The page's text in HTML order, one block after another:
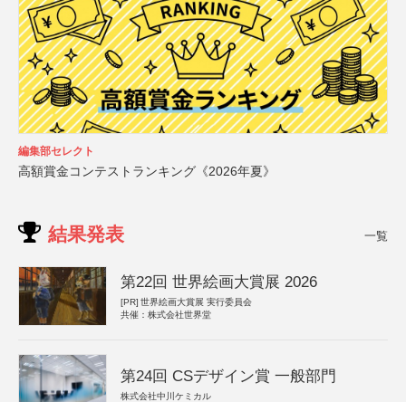
編集部セレクト
高額賞金コンテストランキング《2026年夏》
結果発表 一覧
第22回 世界絵画大賞展 2026
[PR] 世界絵画大賞展 実行委員会
共催：株式会社世界堂
第24回 CSデザイン賞 一般部門
株式会社中川ケミカル